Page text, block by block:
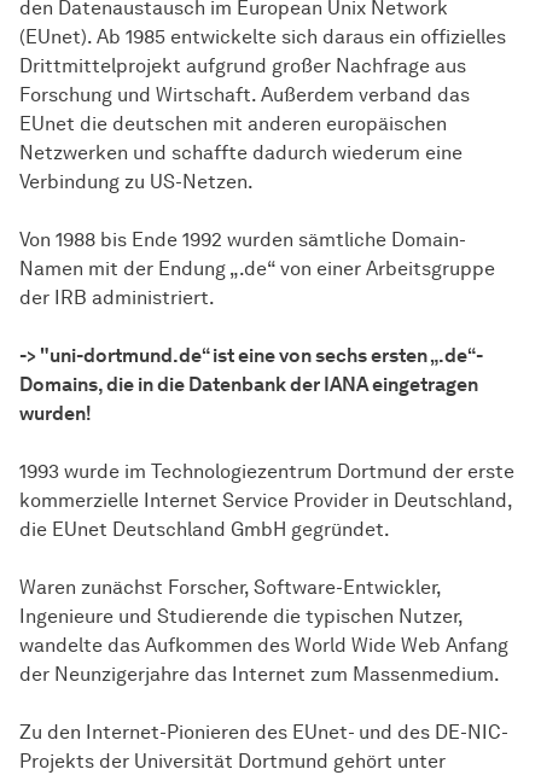
den Datenaustausch im European Unix Network
(EUnet). Ab 1985 entwickelte sich daraus ein offizielles
Drittmittelprojekt aufgrund großer Nachfrage aus
Forschung und Wirtschaft. Außerdem verband das
EUnet die deutschen mit anderen europäischen
Netzwerken und schaffte dadurch wiederum eine
Verbindung zu US-Netzen.
Von 1988 bis Ende 1992 wurden sämtliche Domain-
Namen mit der Endung „.de“ von einer Arbeitsgruppe
der IRB administriert.
-> "uni-dortmund.de“ ist eine von sechs ersten „.de“-
Domains, die in die Datenbank der IANA eingetragen
wurden!
1993 wurde im Technologiezentrum Dortmund der erste
kommerzielle Internet Service Provider in Deutschland,
die EUnet Deutschland GmbH gegründet.
Waren zunächst Forscher, Software-Entwickler,
Ingenieure und Studierende die typischen Nutzer,
wandelte das Aufkommen des World Wide Web Anfang
der Neunzigerjahre das Internet zum Massenmedium.
Zu den Internet-Pionieren des EUnet- und des DE-NIC-
Projekts der Universität Dortmund gehört unter